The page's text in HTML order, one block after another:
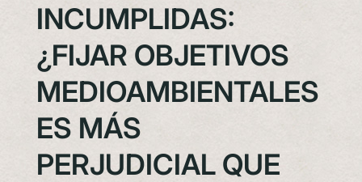
INCUMPLIDAS:
¿FIJAR OBJETIVOS
MEDIOAMBIENTALES
ES MÁS
PERJUDICIAL QUE